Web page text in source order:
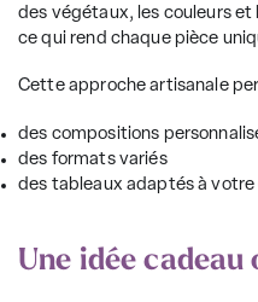
des végétaux, les couleurs
ce qui rend chaque pièce
Cette approche artisanale
des compositions
des formats variés
des tableaux adaptés à
Une idée cadeau